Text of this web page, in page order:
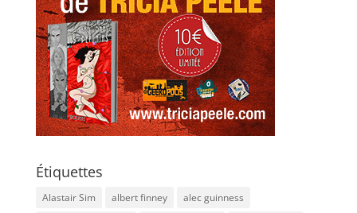
Étiquettes
Alastair Sim albert finney
alec guinness